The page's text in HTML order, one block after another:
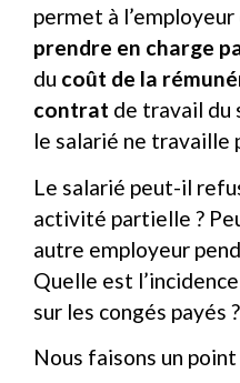
permet à l’employeur
prendre en charge
du coût de la
contrat de travail du
le salarié ne travaille
Le salarié peut-il
activité partielle ?
autre employeur
Quelle est
sur les congés payés ?
Nous faisons un